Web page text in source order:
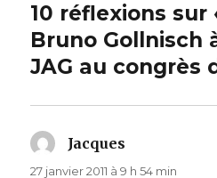
10 réflexions sur
Bruno Gollnisch
JAG au congrès
Jacques
27 janvier 2011 à 9 h 54 min